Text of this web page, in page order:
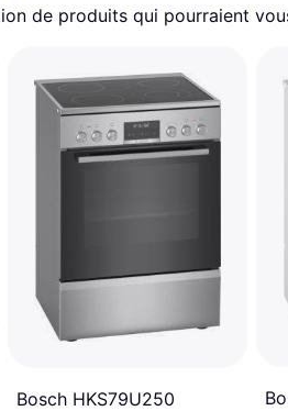
de produits qui pourraient
Bosch HKS79U250